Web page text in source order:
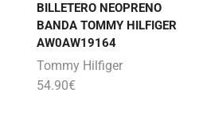
BILLETERO NEOPRENO
BANDA TOMMY HILFIGER
AW0AW19164
Tommy Hilfiger
54.90€